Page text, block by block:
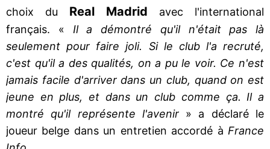
choix du Real Madrid avec l'international
français. « Il a démontré qu'il n'était pas là
seulement pour faire joli. Si le club l'a recruté,
c'est qu'il a des qualités, on a pu le voir. Ce n'est
jamais facile d'arriver dans un club, quand on est
jeune en plus, et dans un club comme ça. Il a
montré qu'il représente l'avenir» a déclaré le
joueur belge dans un entretien accordé à France